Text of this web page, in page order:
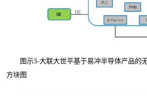
图示3-大联大世平基于易冲半导体产品的
方块图